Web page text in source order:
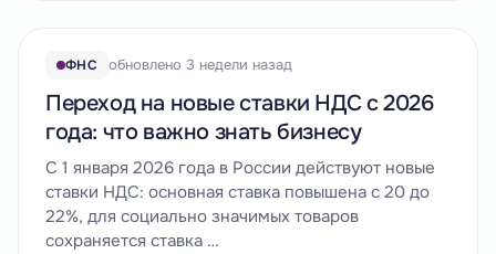
ФНС обновлено 3 недели назад
Переход на новые ставки НДС с 2026
года: что важно знать бизнесу
С 1 января 2026 года в России действуют новые
ставки НДС: основная ставка повышена с 20 до
22%, для социально значимых товаров
сохраняется ставка …